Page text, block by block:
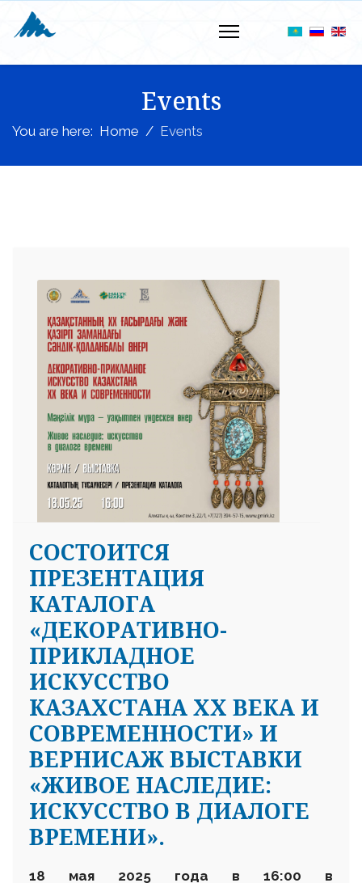
Events
You are here: Home Events
СОСТОИТСЯ
ПРЕЗЕНТАЦИЯ
КАТАЛОГА
«ДЕКОРАТИВНО-
ПРИКЛАДНОЕ
ИСКУССТВО
КАЗАХСТАНА ХХ ВЕКА И
СОВРЕМЕННОСТИ» И
ВЕРНИСАЖ ВЫСТАВКИ
«ЖИВОЕ НАСЛЕДИЕ:
ИСКУССТВО В ДИАЛОГЕ
ВРЕМЕНИ».
18 мая 2025 года в 16:00 в